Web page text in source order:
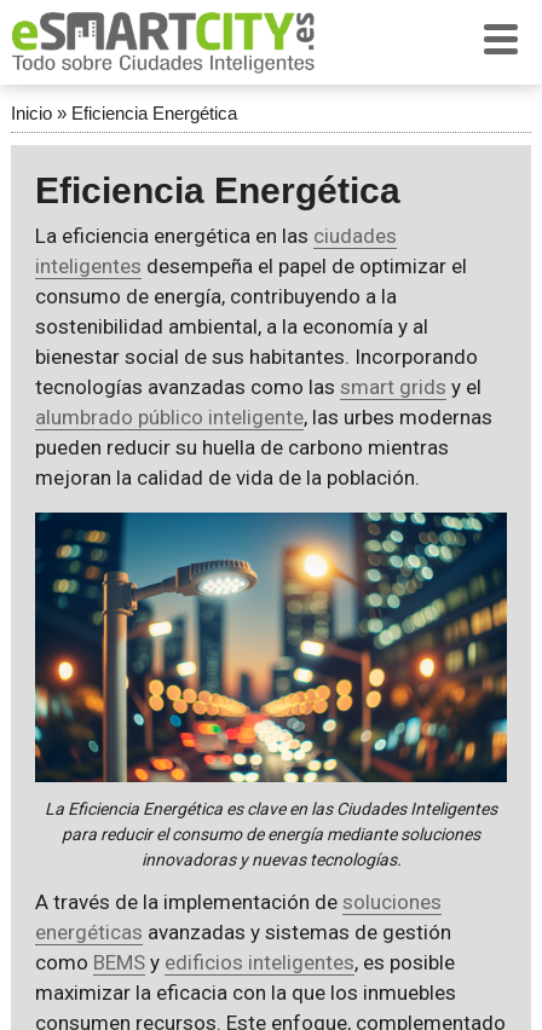
Inicio» Eficiencia Energética
Eficiencia Energética
La eficiencia energética en las ciudades
inteligentes desempeña el papel de optimizar el
consumo de energía, contribuyendo a la
sostenibilidad ambiental, a la economía y al
bienestar social de sus habitantes. Incorporando
tecnologías avanzadas como las smart grids y el
alumbrado público inteligente, las urbes modernas
pueden reducir su huella de carbono mientras
mejoran la calidad de vida de la población.
La Eficiencia Energética es clave en las Ciudades Inteligentes
para reducir el consumo de energía mediante soluciones
innovadoras y nuevas tecnologías.
A través de la implementación de soluciones
energéticas avanzadas y sistemas de gestión
como BEMSy edificios inteligentes, es posible
maximizar la eficacia con la que los inmuebles
consumen recursos. Este enfoque, complementado